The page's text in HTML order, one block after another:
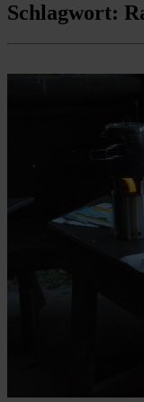
Schlagwort: